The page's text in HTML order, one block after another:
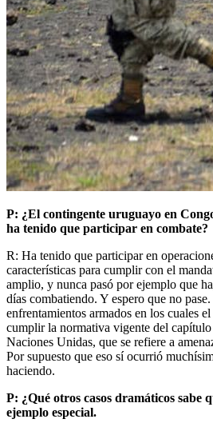
P: ¿El contingente uruguayo en
ha tenido que participar en combate?
R: Ha tenido que participar en
características para cumplir con el
amplio, y nunca pasó por ejemplo que
días combatiendo. Y espero que no
enfrentamientos armados en los cuales
cumplir la normativa vigente del
Naciones Unidas, que se refiere a
Por supuesto que eso sí ocurrió
haciendo.
P: ¿Qué otros casos dramáticos sabe
ejemplo especial.